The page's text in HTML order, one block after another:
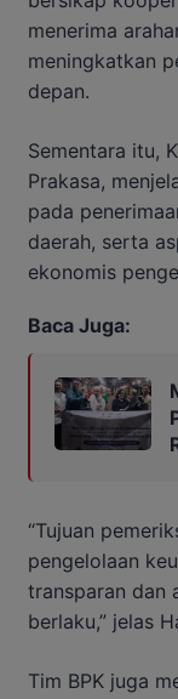
menerima
meningkatkan
depan.
Sementara itu,
Prakasa,
pada
daerah, serta
ekonomis
Baca Juga:
“Tujuan
pengelolaan
transparan dan
berlaku,” jelas
Tim BPK juga